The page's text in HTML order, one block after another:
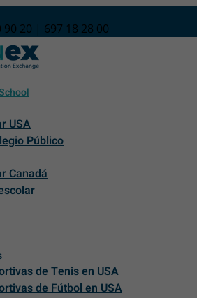
20 | 697 18 28 00
USA
Público
Canadá
de Tenis en USA
de Fútbol en USA